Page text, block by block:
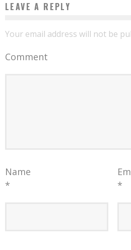
LEAVE A REPLY
Your email address will not be
Comment
Name
*
*